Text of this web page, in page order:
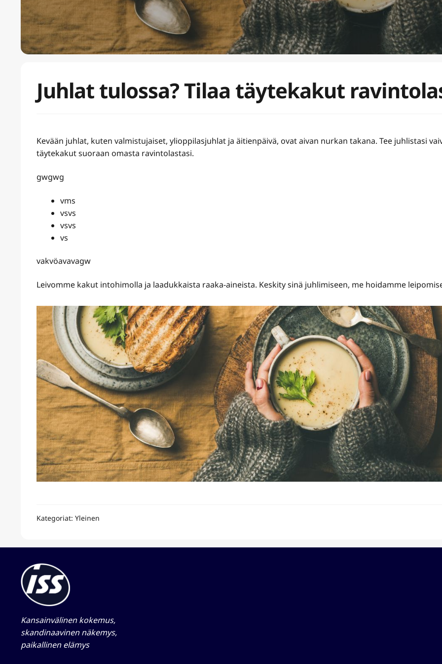
Juhlat tulossa? Tilaa täytekakut
Kevään juhlat, kuten valmistujaiset, ylioppilasjuhlat ja äitienpäivä, ovat aivan nurkan takana. Tee juhlistasi
täytekakut suoraan omasta ravintolastasi.
gwgwg
vms
vsvs
vsvs
vs
vakvöavavagw
Leivomme kakut intohimolla ja laadukkaista raaka-aineista. Keskity sinä juhlimiseen, me hoidamme
Kategoriat: Yleinen
Kansainvälinen kokemus,
skandinaavinen näkemys,
paikallinen elämys​